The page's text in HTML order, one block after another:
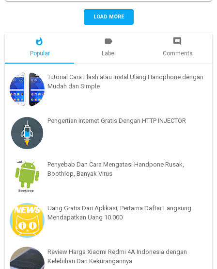
LOAD MORE
Popular Label Comments
Tutorial Cara Flash atau Instal Ulang Handphone dengan
Mudah dan Simple
Pengertian Internet Gratis Dengan HTTP INJECTOR
Penyebab Dan Cara Mengatasi Handpone Rusak,
Boothlop, Banyak Virus
Uang Gratis Dari Aplikasi, Pertama Daftar Langsung
Mendapatkan Uang 10.000
Review Harga Xiaomi Redmi 4A Indonesia dengan
Kelebihan Dan Kekurangannya